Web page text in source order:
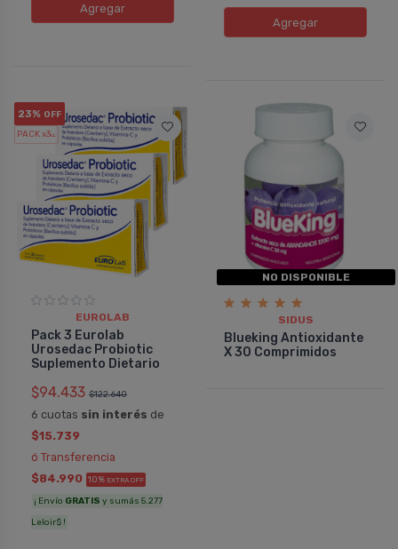
Agregar
Agregar
23% OFF
PACK x3u.
EUROLAB
Pack 3 Eurolab
Urosedac Probiotic
Suplemento Dietario
$94.433 $122.640
6 cuotas sin interés de
$15.739
ó Transferencia
$84.990 10% EXTRA OFF
¡ Envío GRATIS y sumás 5.277
Leloir$ !
NO DISPONIBLE
SIDUS
Blueking Antioxidante
X 30 Comprimidos